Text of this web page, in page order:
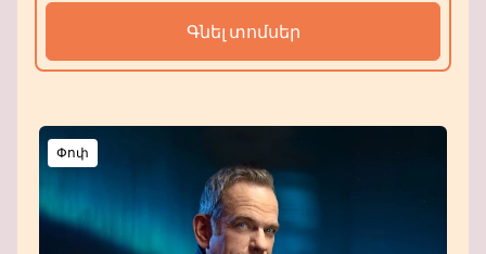
Գնել տոմսեր
Փոփ